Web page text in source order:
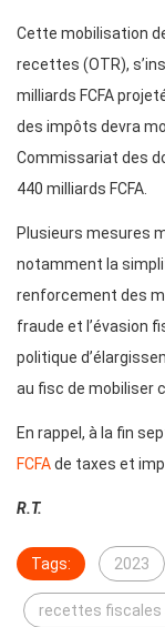
Cette mobilisation
recettes (OTR),
milliards FCFA
des impôts devra
Commissariat des
440 milliards FCFA.
Plusieurs mesures
notamment la
renforcement des
fraude et l’évasion
politique
au fisc de mobiliser
En rappel, à la fin
FCFAde taxes et
R.T.
Tags: 2023
recettes fiscales